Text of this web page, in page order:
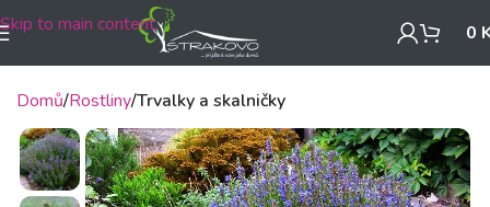
Skip to main content 0
Domů Rostliny Trvalky a skalničky